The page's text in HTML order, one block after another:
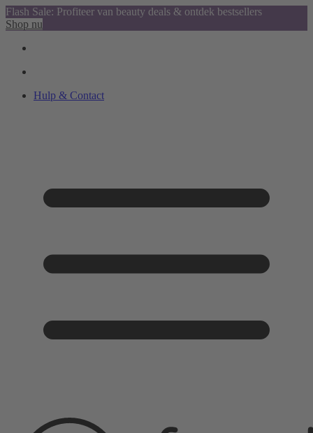
Flash Sale: Profiteer van beauty deals & ontdek bestsellers
Shop nu
Hulp & Contact